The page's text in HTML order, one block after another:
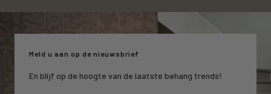
1
2
slide
3
Meld u aan op de nieuwsbrief
En blijf op de hoogte van de laatste behang trends!